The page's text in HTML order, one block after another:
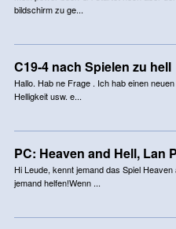
bildschirm zu ge...
C19-4 nach Spielen zu hell
Hallo. Hab ne Frage . Ich hab einen
Helligkeit usw. e...
PC: Heaven and Hell, Lan
Hi Leude, kennt jemand das Spiel
jemand helfen!Wenn ...